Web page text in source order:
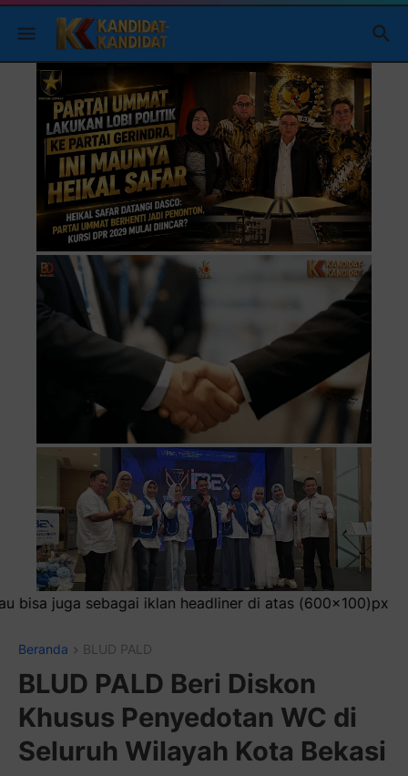
di atas (600x100)px
Beranda BLUD PALD
BLUD PALD Beri Diskon
Khusus Penyedotan WC di
Seluruh Wilayah Kota Bekasi